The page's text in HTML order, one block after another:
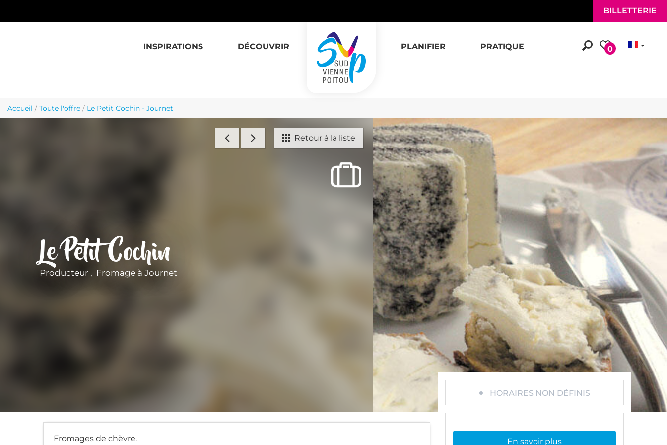
BILLETTERIE
INSPIRATIONS DÉCOUVRIR PLANIFIER PRATIQUE 0
Accueil / Toute l'offre / Le Petit Cochin - Journet
Retour à la liste
Le Petit Cochin
Producteur , Fromage à Journet
Fromages de chèvre.
HORAIRES NON DÉFINIS
En savoir plus